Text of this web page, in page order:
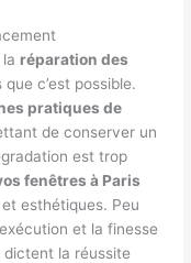
réparation des
c’est possible.
pratiques de
de conserver un
est trop
fenêtres à Paris
esthétiques. Peu
et la finesse
dictent la réussite